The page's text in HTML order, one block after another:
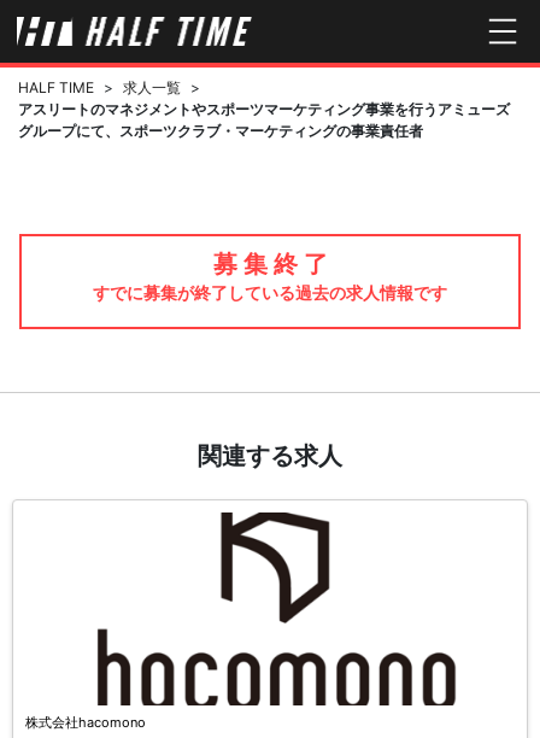
HALF TIME > 求人一覧 >
アスリートのマネジメントやスポーツマーケティング事業を行うアミューズ
グループにて、スポーツクラブ・マーケティングの事業責任者
募 集 終 了
すでに募集が終了している過去の求人情報です
関連する求人
株式会社hacomono